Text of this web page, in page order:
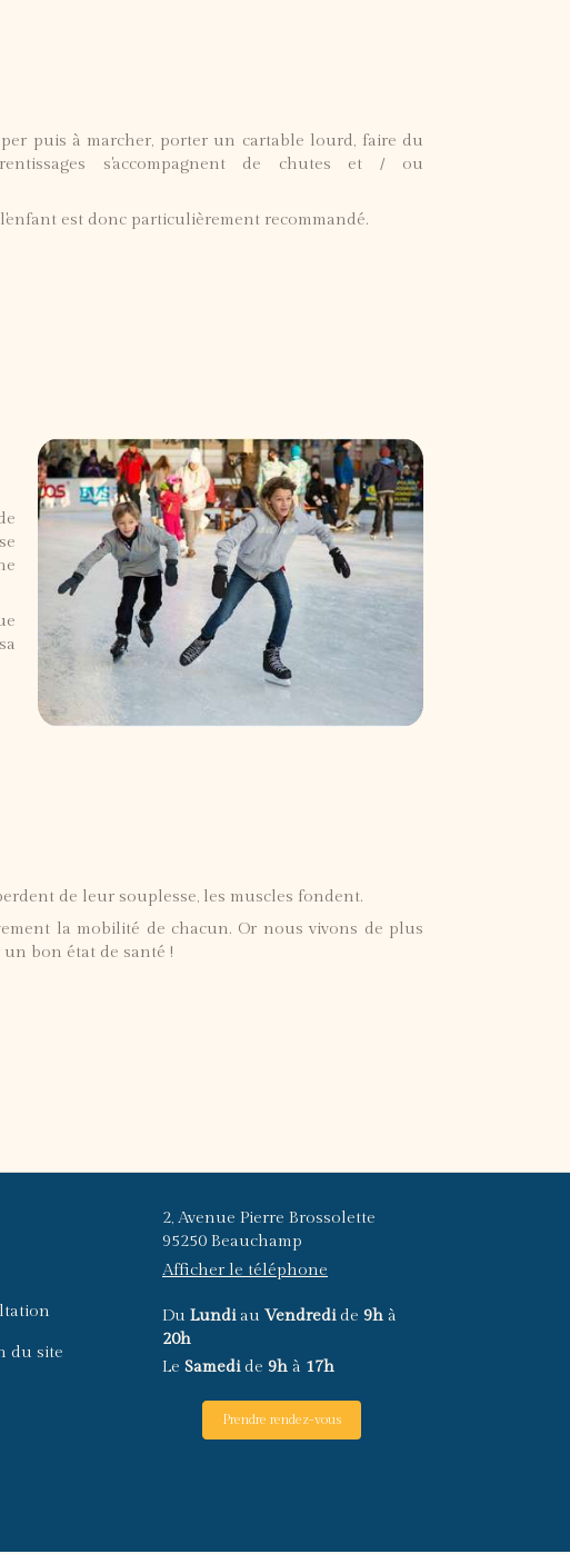
puis à marcher, porter un cartable lourd, faire du
s'accompagnent de chutes et / ou
est donc particulièrement recommandé.
de leur souplesse, les muscles fondent.
la mobilité de chacun. Or nous vivons de plus
bon état de santé !
du site
2, Avenue Pierre Brossolette
95250 Beauchamp
Afficher le téléphone
Du Lundiau Vendredide 9h à
20h
Le Samedide 9h à 17h
Prendre rendez-vous